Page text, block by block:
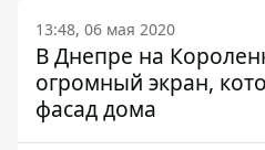
13:48, 06 мая 2020
В Днепре на
огромный экран,
фасад дома